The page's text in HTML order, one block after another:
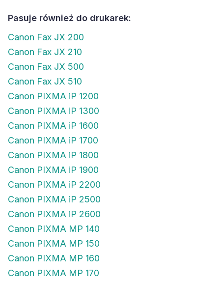
Pasuje również do drukarek:
Canon Fax JX 200
Canon Fax JX 210
Canon Fax JX 500
Canon Fax JX 510
Canon PIXMA iP 1200
Canon PIXMA iP 1300
Canon PIXMA iP 1600
Canon PIXMA iP 1700
Canon PIXMA iP 1800
Canon PIXMA iP 1900
Canon PIXMA iP 2200
Canon PIXMA iP 2500
Canon PIXMA iP 2600
Canon PIXMA MP 140
Canon PIXMA MP 150
Canon PIXMA MP 160
Canon PIXMA MP 170